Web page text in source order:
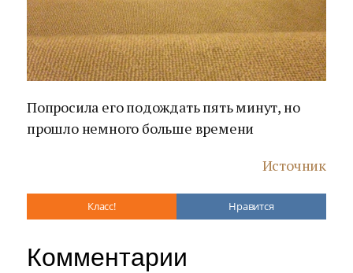
Попросила его подождать пять минут, но
прошло немного больше времени
Источник
Класс! Нравится
Комментарии